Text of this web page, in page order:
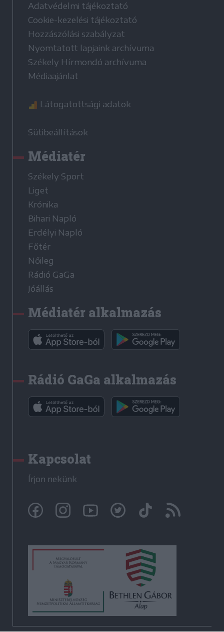
Adatvédelmi tájékoztató
Cookie-kezelési tájékoztató
Hozzászólási szabályzat
Nyomtatott lapjaink archívuma
Székely Hírmondó archívuma
Médiaajánlat
Látogatottsági adatok
Sütibeállítások
Médiatér
Székely Sport
Liget
Krónika
Bihari Napló
Erdélyi Napló
Főtér
Nőileg
Rádió GaGa
Jóállás
Médiatér alkalmazás
Rádió GaGa alkalmazás
Kapcsolat
Írjon nekünk